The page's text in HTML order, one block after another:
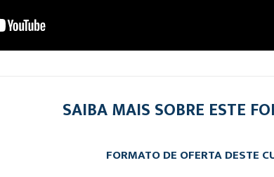
SAIBA MAIS SOBRE ESTE
FORMATO DE OFERTA DESTE